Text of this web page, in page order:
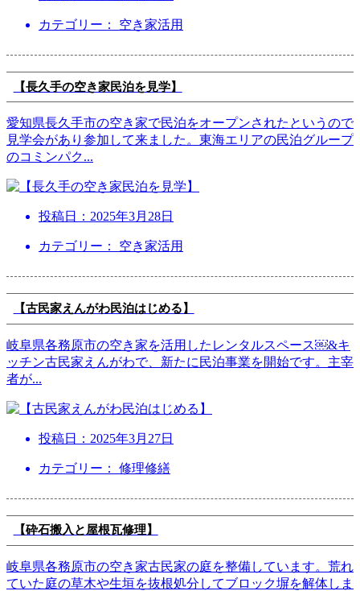
カテゴリー： 空き家活用
【長久手の空き家民泊を見学】
愛知県長久手市の空き家で民泊をオープンされたというので
見学会があり参加して来ました。東海エリアの民泊グループ
のコミンパク...
投稿日： 2025年3月28日
カテゴリー： 空き家活用
【古民家えんがわ民泊はじめる】
岐阜県各務原市の空き家を活用したレンタルスペース￼&キ
ッチン古民家えんがわで、新たに民泊事業を開始です。主宰
者が...
投稿日： 2025年3月27日
カテゴリー： 修理修繕
【砕石搬入と屋根瓦修理】
岐阜県各務原市の空き家古民家の庭を整備しています。荒れ
ていた庭の草木や生垣を抜根処分してブロック塀を解体しま